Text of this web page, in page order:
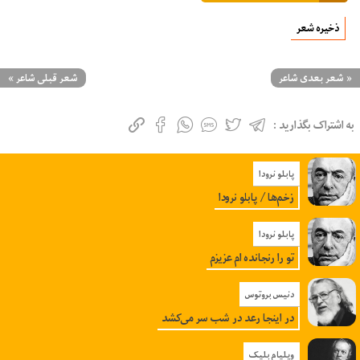
ذخیره شعر
« شعر بعدی شاعر شعر قبلی شاعر»
به اشتراک بگذارید :
پابلو نرودا
زخم‌ها / پابلو نرودا
پابلو نرودا
تو را رنجانده ام عزیزم
دنیس بروتوس
در اینجا رعد در شب سر می‌کشد
ویلیام بلیک